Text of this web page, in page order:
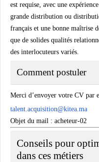
est requise, avec une
grande distribution ou
français et une bonne maîtrise
que de solides qualités
des interlocuteurs variés.
Comment postuler
Merci d’envoyer votre CV par
talent.acquisition@kitea.ma
Objet du mail : acheteur-02
Conseils pour
dans ces métiers